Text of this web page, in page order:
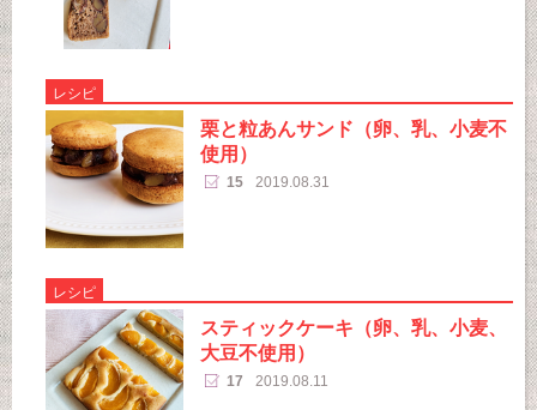
レシピ
栗と粒あんサンド（卵、乳、小麦不
使用）
15 2019.08.31
レシピ
スティックケーキ（卵、乳、小麦、
大豆不使用）
17 2019.08.11